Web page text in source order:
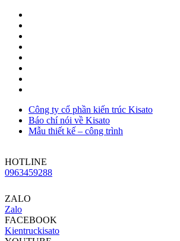
Công ty cổ phần kiến trúc Kisato
Báo chí nói về Kisato
Mẫu thiết kế – công trình
HOTLINE
0963459288
ZALO
Zalo
FACEBOOK
Kientruckisato